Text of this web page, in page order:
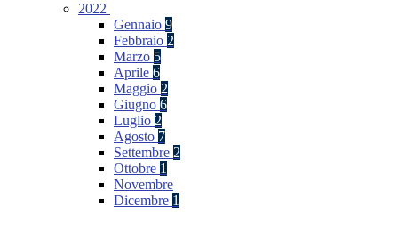
2022
Gennaio 9
Febbraio 2
Marzo 5
Aprile 6
Maggio 2
Giugno 6
Luglio 2
Agosto 7
Settembre 2
Ottobre 1
Novembre
Dicembre 1